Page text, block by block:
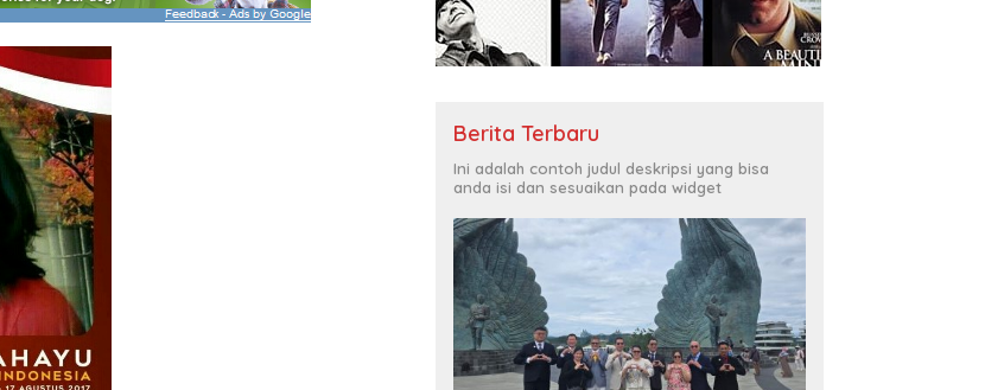
Berita Terbaru
Ini adalah contoh judul deskripsi yang bisa
anda isi dan sesuaikan pada widget